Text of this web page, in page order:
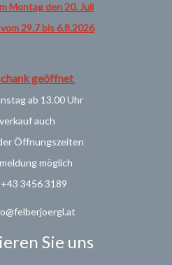
Montag den 20. Juli
29.7 bis 6.8.2026
geöffnet
ab 13.00 Uhr
auch
Öffnungszeiten
möglich
3456 3189
Sie uns